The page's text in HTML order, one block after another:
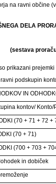
na ravni občine
DELA
(sestava
prikazani
podskupin
IN
kontov/ Konto/
(70 + 71 + 72 +
(70 + 71)
(700 + 703 +
in dobiček